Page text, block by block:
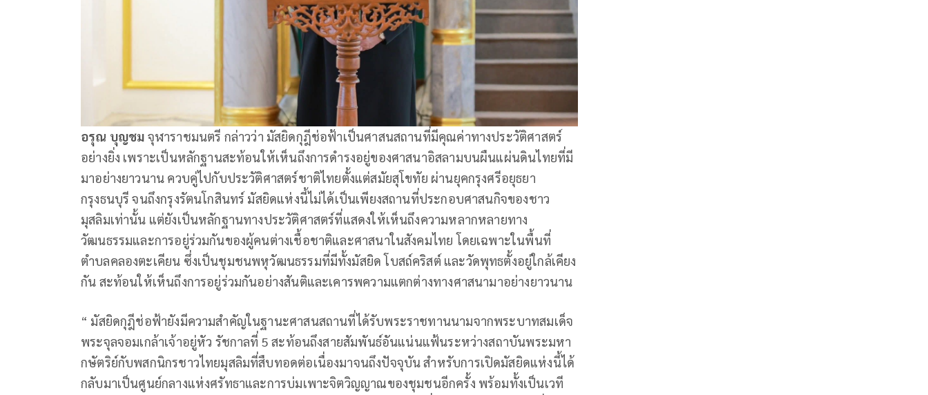
อรุณ บุญชม จุฬาราชมนตรี กล่าวว่า มัสยิดกุฎีช่อฟ้าเป็นศาสนสถานที่มีคุณค่าทางประวัติศาสตร์
อย่างยิ่ง เพราะเป็นหลักฐานสะท้อนให้เห็นถึงการดำรงอยู่ของศาสนาอิสลามบนผืนแผ่นดินไทยที่มี
มาอย่างยาวนาน ควบคู่ไปกับประวัติศาสตร์ชาติไทยตั้งแต่สมัยสุโขทัย ผ่านยุคกรุงศรีอยุธยา
กรุงธนบุรี จนถึงกรุงรัตนโกสินทร์ มัสยิดแห่งนี้ไม่ได้เป็นเพียงสถานที่ประกอบศาสนกิจของชาว
มุสลิมเท่านั้น แต่ยังเป็นหลักฐานทางประวัติศาสตร์ที่แสดงให้เห็นถึงความหลากหลายทาง
วัฒนธรรมและการอยู่ร่วมกันของผู้คนต่างเชื้อชาติและศาสนาในสังคมไทย โดยเฉพาะในพื้นที่
ตำบลคลองตะเคียน ซึ่งเป็นชุมชนพหุวัฒนธรรมที่มีทั้งมัสยิด โบสถ์คริสต์ และวัดพุทธตั้งอยู่ใกล้เคียง
กัน สะท้อนให้เห็นถึงการอยู่ร่วมกันอย่างสันติและเคารพความแตกต่างทางศาสนามาอย่างยาวนาน
“ มัสยิดกุฎีช่อฟ้ายังมีความสำคัญในฐานะศาสนสถานที่ได้รับพระราชทานนามจากพระบาทสมเด็จ
พระจุลจอมเกล้าเจ้าอยู่หัว รัชกาลที่ 5 สะท้อนถึงสายสัมพันธ์อันแน่นแฟ้นระหว่างสถาบันพระมหา
กษัตริย์กับพสกนิกรชาวไทยมุสลิมที่สืบทอดต่อเนื่องมาจนถึงปัจจุบัน สำหรับการเปิดมัสยิดแห่งนี้ได้
กลับมาเป็นศูนย์กลางแห่งศรัทธาและการบ่มเพาะจิตวิญญาณของชุมชนอีกครั้ง พร้อมทั้งเป็นเวที